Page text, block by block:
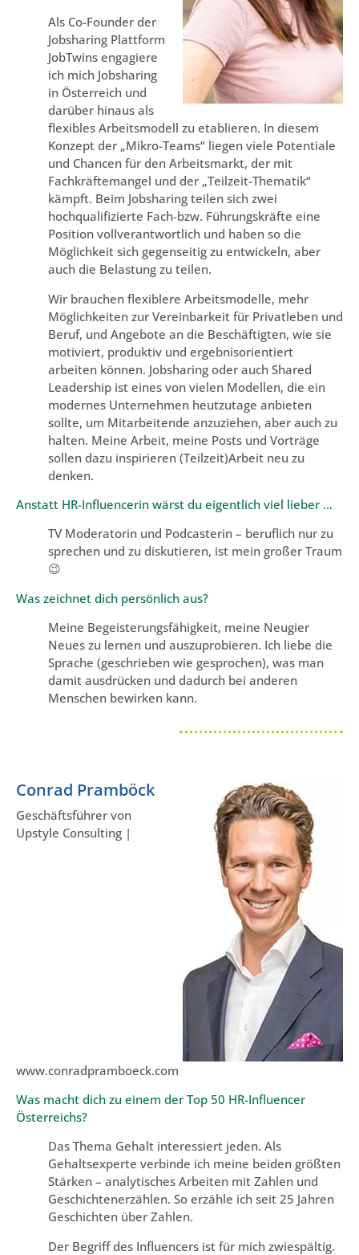
Als Co-Founder der
Jobsharing Plattform
JobTwins engagiere
ich mich Jobsharing
in Österreich und
darüber hinaus als
flexibles Arbeitsmodell zu etablieren. In diesem
Konzept der „Mikro-Teams“ liegen viele Potentiale
und Chancen für den Arbeitsmarkt, der mit
Fachkräftemangel und der „Teilzeit-Thematik“
kämpft. Beim Jobsharing teilen sich zwei
hochqualifizierte Fach-bzw. Führungskräfte eine
Position vollverantwortlich und haben so die
Möglichkeit sich gegenseitig zu entwickeln, aber
auch die Belastung zu teilen.
Wir brauchen flexiblere Arbeitsmodelle, mehr
Möglichkeiten zur Vereinbarkeit für Privatleben und
Beruf, und Angebote an die Beschäftigten, wie sie
motiviert, produktiv und ergebnisorientiert
arbeiten können. Jobsharing oder auch Shared
Leadership ist eines von vielen Modellen, die ein
modernes Unternehmen heutzutage anbieten
sollte, um Mitarbeitende anzuziehen, aber auch zu
halten. Meine Arbeit, meine Posts und Vorträge
sollen dazu inspirieren (Teilzeit)Arbeit neu zu
denken.
Anstatt HR-Influencerin wärst du eigentlich viel lieber …
TV Moderatorin und Podcasterin – beruflich nur zu
sprechen und zu diskutieren, ist mein großer Traum
😉
Was zeichnet dich persönlich aus?
Meine Begeisterungsfähigkeit, meine Neugier
Neues zu lernen und auszuprobieren. Ich liebe die
Sprache (geschrieben wie gesprochen), was man
damit ausdrücken und dadurch bei anderen
Menschen bewirken kann.
Conrad Pramböck
Geschäftsführer von
Upstyle Consulting |
www.conradpramboeck.com
Was macht dich zu einem der Top 50 HR-Influencer
Österreichs?
Das Thema Gehalt interessiert jeden. Als
Gehaltsexperte verbinde ich meine beiden größten
Stärken – analytisches Arbeiten mit Zahlen und
Geschichtenerzählen. So erzähle ich seit 25 Jahren
Geschichten über Zahlen.
Der Begriff des Influencers ist für mich zwiespältig.